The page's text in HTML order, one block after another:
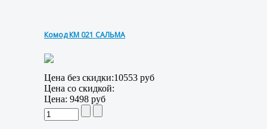
Комод КМ 021 САЛЬМА
Цена без скидки:10553 руб
Цена со скидкой:
Цена: 9498 руб